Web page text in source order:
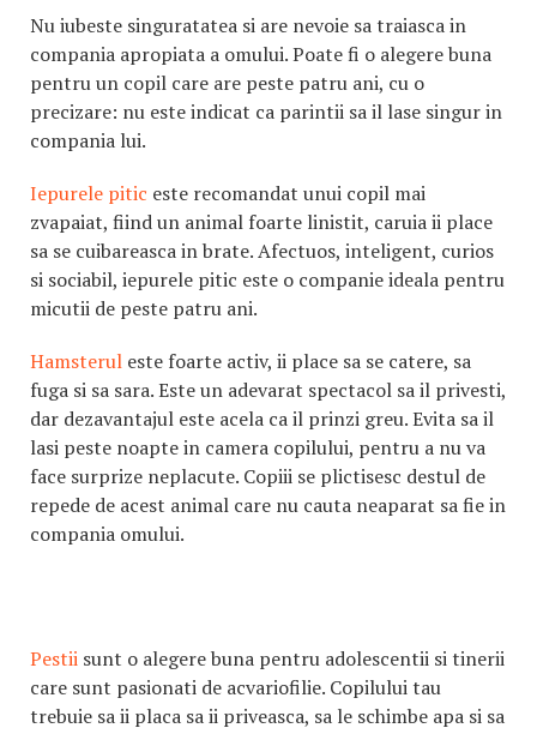
Nu iubeste singuratatea si are nevoie sa traiasca in
compania apropiata a omului. Poate fi o alegere buna
pentru un copil care are peste patru ani, cu o
precizare: nu este indicat ca parintii sa il lase singur in
compania lui.
Iepurele pitic este recomandat unui copil mai
zvapaiat, fiind un animal foarte linistit, caruia ii place
sa se cuibareasca in brate. Afectuos, inteligent, curios
si sociabil, iepurele pitic este o companie ideala pentru
micutii de peste patru ani.
Hamsterul este foarte activ, ii place sa se catere, sa
fuga si sa sara. Este un adevarat spectacol sa il privesti,
dar dezavantajul este acela ca il prinzi greu. Evita sa il
lasi peste noapte in camera copilului, pentru a nu va
face surprize neplacute. Copiii se plictisesc destul de
repede de acest animal care nu cauta neaparat sa fie in
compania omului.
Pestii sunt o alegere buna pentru adolescentii si tinerii
care sunt pasionati de acvariofilie. Copilului tau
trebuie sa ii placa sa ii priveasca, sa le schimbe apa si sa